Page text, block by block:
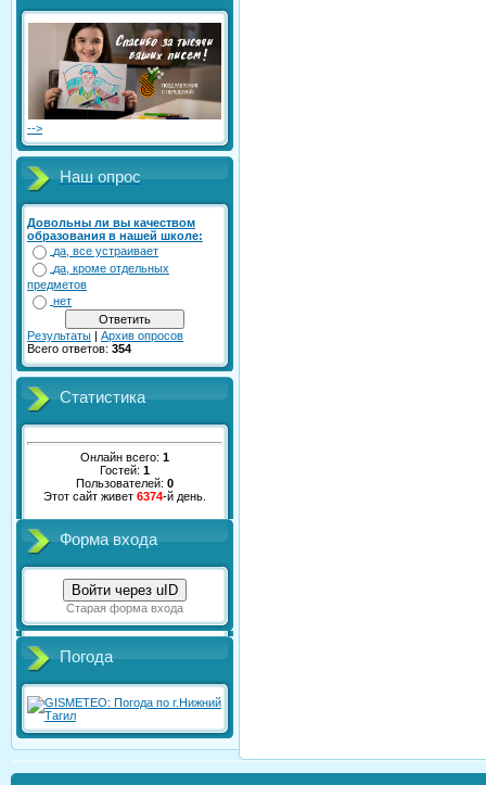
-->
Наш опрос
Довольны ли вы качеством
образования в нашей школе:
да, все устраивает
да, кроме отдельных
предметов
нет
Результаты | Архив опросов
Всего ответов: 354
Статистика
Онлайн всего: 1
Гостей: 1
Пользователей: 0
Этот сайт живет 6374-й день.
Форма входа
Войти через uID
Старая форма входа
Погода